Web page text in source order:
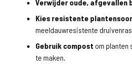
Verwijder oude, afgevallen
Kies resistente
meeldauwresistente
Gebruik compost om planten
te maken.